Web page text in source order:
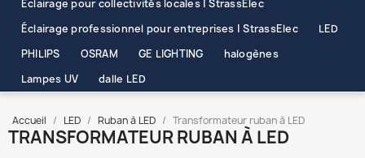
Éclairage pour collectivités locales | StrassElec
Éclairage professionnel pour entreprises | StrassElec
LED
PHILIPS
OSRAM GE LIGHTING
halogènes
Lampes UV
dalle LED
Accueil LED Ruban à LED Transformateur ruban à LED
TRANSFORMATEUR RUBAN À LED